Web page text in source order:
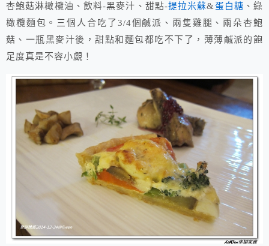
杏鮑菇淋橄欖油、飲料-黑麥汁、甜點-提拉米蘇&蛋白糖 、綠
橄欖麵包。三個人合吃了3/4個鹹派、兩隻雞腿、兩朵杏鮑
菇、一瓶黑麥汁後，甜點和麵包都吃不下了，薄薄鹹派的飽
足度真是不容小覷！